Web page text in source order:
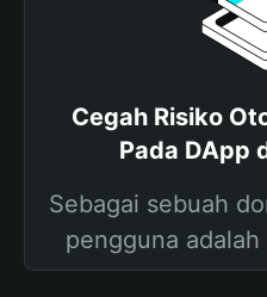
Cegah Risiko
Pada DApp
Sebagai sebuah
pengguna